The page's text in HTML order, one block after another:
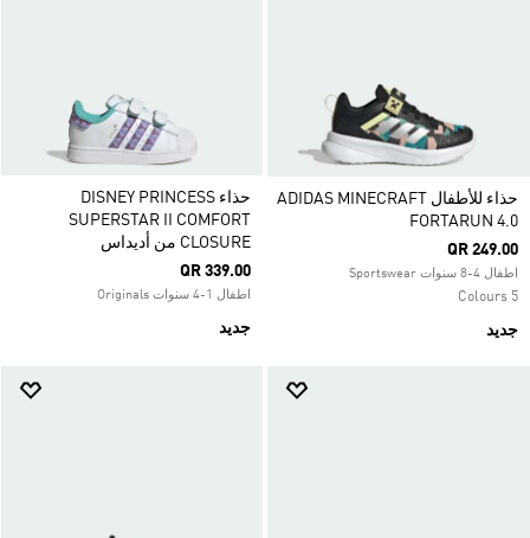
حذاء للأطفال ADIDAS MINECRAFT
FORTARUN 4.0
QR 249.00
اطفال 4-8 سنوات Sportswear
5 Colours
جديد
حذاء DISNEY PRINCESS
SUPERSTAR II COMFORT
CLOSURE من أديداس
QR 339.00
اطفال 1-4 سنوات Originals
جديد